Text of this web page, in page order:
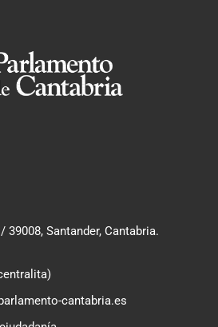
39008, Santander, Cantabria.
cantabria.es